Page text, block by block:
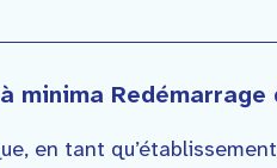
minima
en tant